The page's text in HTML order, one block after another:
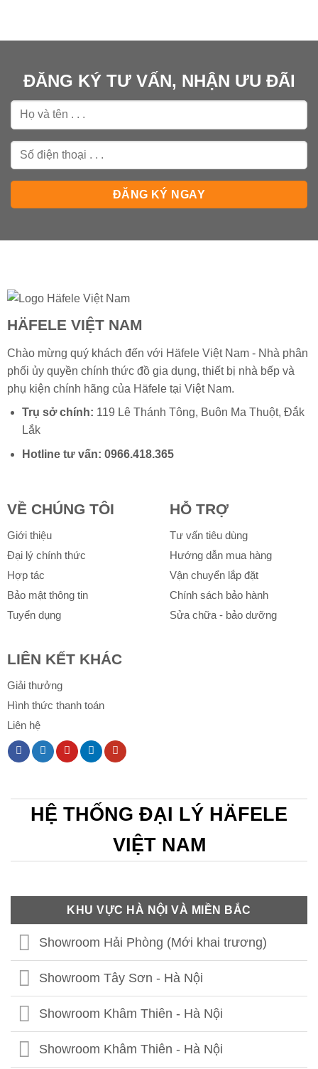
ĐĂNG KÝ TƯ VẤN, NHẬN ƯU ĐÃI
HÄFELE VIỆT NAM
Chào mừng quý khách đến với Häfele Việt Nam - Nhà phân
phối ủy quyền chính thức đồ gia dụng, thiết bị nhà bếp và
phụ kiện chính hãng của Häfeletại Việt Nam.
Trụ sở chính: 119 Lê Thánh Tông, Buôn Ma Thuột, Đắk
Lắk
Hotline tư vấn: 0966.418.365
VỀ CHÚNG TÔI
Giới thiệu
Đại lý chính thức
Hợp tác
Bảo mật thông tin
Tuyển dụng
HỖ TRỢ
Tư vấn tiêu dùng
Hướng dẫn mua hàng
Vận chuyển lắp đặt
Chính sách bảo hành
Sửa chữa - bảo dưỡng
LIÊN KẾT KHÁC
Giải thưởng
Hình thức thanh toán
Liên hệ
HỆ THỐNG ĐẠI LÝ HÄFELE
VIỆT NAM
KHU VỰC HÀ NỘI VÀ MIỀN BẮC
Showroom Hải Phòng (Mới khai trương)
Showroom Tây Sơn - Hà Nội
Showroom Khâm Thiên - Hà Nội
Showroom Khâm Thiên - Hà Nội